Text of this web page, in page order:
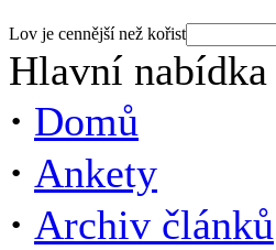
Lov je cennější než kořist
Hlavní nabídka
· Domů
· Ankety
· Archiv článků